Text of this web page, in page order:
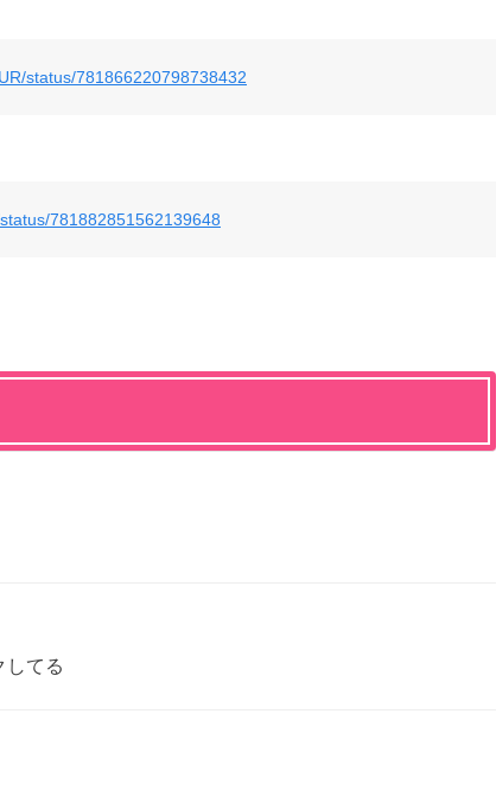
status/781866220798738432
781882851562139648
してる